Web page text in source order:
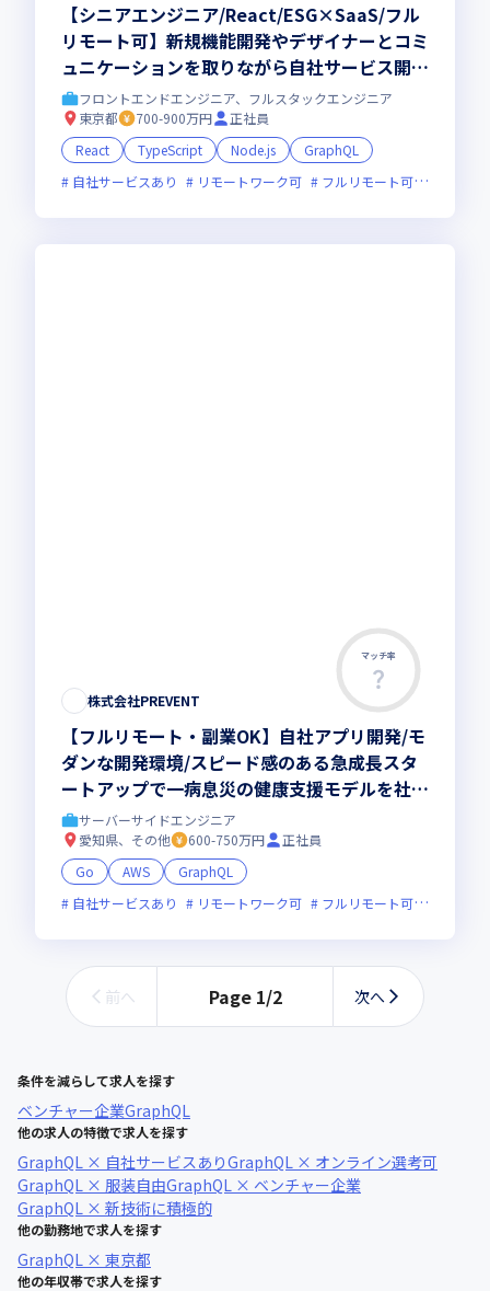
【シニアエンジニア/React/ESG×SaaS/フル
リモート可】新規機能開発やデザイナーとコミ
ュニケーションを取りながら自社サービス開発
をしませんか
フロントエンドエンジニア、フルスタックエンジニア
東京都
700-900万円
正社員
React
TypeScript Node.js
GraphQL
自社サービスあり
リモートワーク可 フルリモート可
マッチ率
株式会社PREVENT
【フルリモート・副業OK】自社アプリ開発/モ
ダンな開発環境/スピード感のある急成長スタ
ートアップで一病息災の健康支援モデルを社会
に実装していくエンジニアリングマネージャー
（EM）を募集！
サーバーサイドエンジニア
愛知県、その他
600-750万円
正社員
Go
AWS
GraphQL
自社サービスあり
リモートワーク可 フルリモート可
前へ Page 1/2 次へ
条件を減らして求人を探す
ベンチャー企業GraphQL
他の求人の特徴で求人を探す
GraphQL × 自社サービスありGraphQL × オンライン選考可
GraphQL × 服装自由GraphQL × ベンチャー企業
GraphQL × 新技術に積極的
他の勤務地で求人を探す
GraphQL × 東京都
他の年収帯で求人を探す